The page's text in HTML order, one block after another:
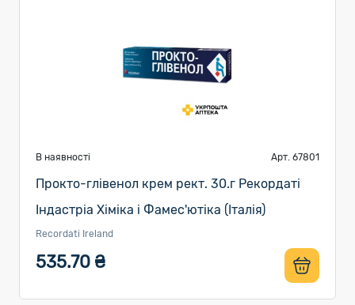
В наявності Арт. 67801
Прокто-глівенол крем рект. 30.г Рекордаті
Індастріа Хіміка і Фамес'ютіка (Італія)
Recordati Ireland
535.70 ₴